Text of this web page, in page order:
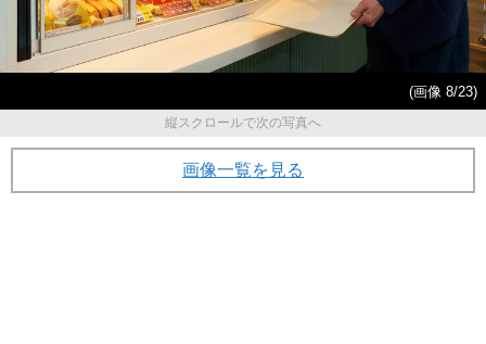
(画像 8/23)
縦スクロールで次の写真へ
画像一覧を見る